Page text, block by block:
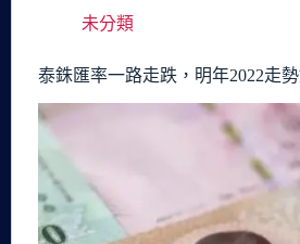
未分類
泰銖匯率一路走跌，明年2022走勢